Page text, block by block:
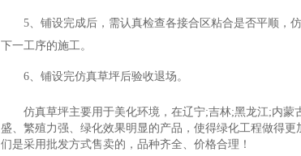
5、铺设完成后，需认真检查各接合区粘合是否平顺，
下一工序的施工。
6、铺设完仿真草坪后验收退场。
仿真草坪主要用于美化环境，在辽宁;吉林;黑龙江;内
盛、繁殖力强、绿化效果明显的产品，使得绿化工程做得
们是采用批发方式售卖的，品种齐全、价格合理！